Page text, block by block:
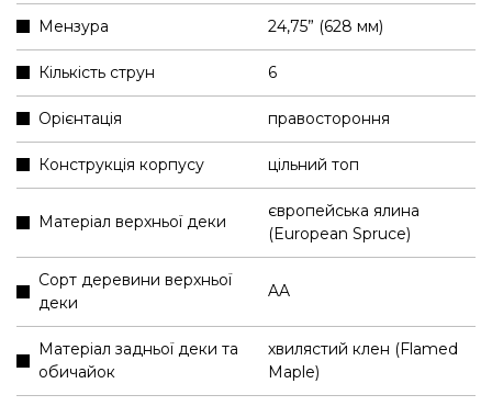
Мензура 24,75” (628 мм)
Кількість струн 6
Орієнтація правостороння
Конструкція корпусу цільний топ
Матеріал верхньої деки
європейська ялина
(European Spruce)
Сорт деревини верхньої
деки
AA
Матеріал задньої деки та
обичайок
хвилястий клен (Flamed
Maple)